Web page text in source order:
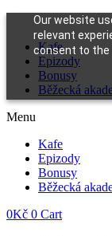
Our website
relevant
consent to the
Kafe
Epizody
Bonusy
Běžecká
Menu
Kafe
Epizody
Bonusy
Běžecká
0Kč 0 Cart